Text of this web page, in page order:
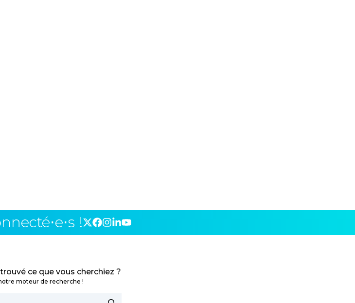
!
ce que vous cherchiez ?
moteur de recherche !